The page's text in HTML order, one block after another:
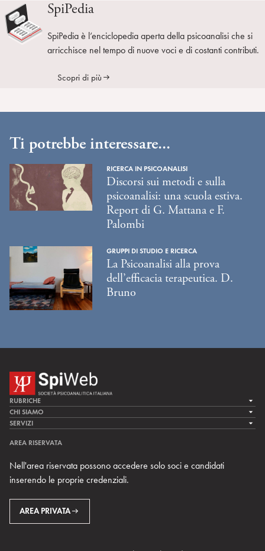
SpiPedia
SpiPedia è l’enciclopedia aperta della psicoanalisi che si
arricchisce nel tempo di nuove voci e di costanti contributi.
Scopri di più
Ti potrebbe interessare...
RICERCA IN PSICOANALISI
Discorsi sui metodi e sulla
psicoanalisi: una scuola estiva.
Report di G. Mattana e F.
Palombi
GRUPPI DI STUDIO E RICERCA
La Psicoanalisi alla prova
dell’efficacia terapeutica. D.
Bruno
RUBRICHE
LA CURA
LA RICERCA
MULTIMEDIA
CHI SIAMO
LA SPI
TEAM DI SPIWEB
CONTATTI
RIVISTE
SERVIZI
ARCHIVIO STORICO
AREA RISERVATA
Nell'area riservata possono accedere solo soci e candidati
inserendo le proprie credenziali.
AREA PRIVATA